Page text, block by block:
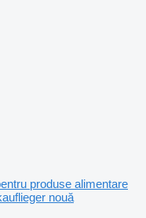
produse alimentare
nouă